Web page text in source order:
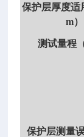
保护层厚度适
m）
测试量程
保护层测量